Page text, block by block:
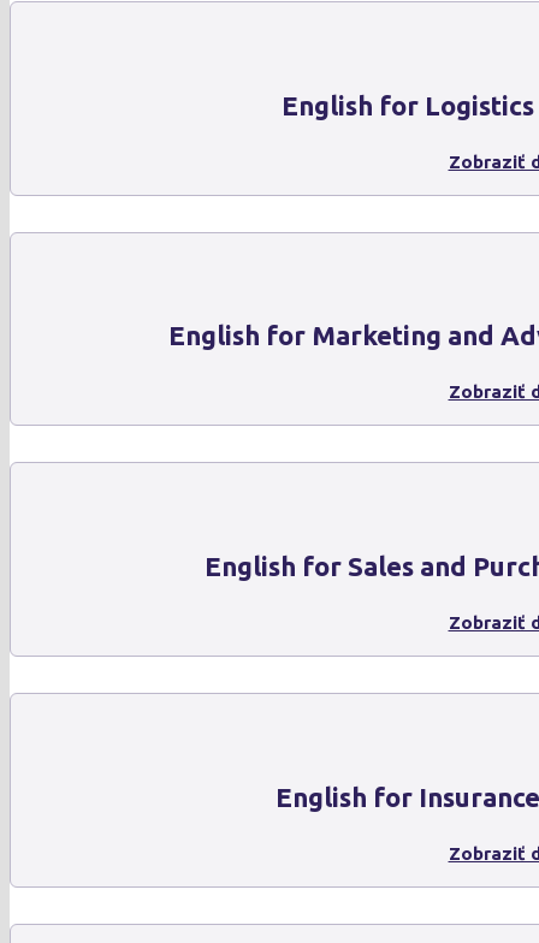
English for Logistics
Zobraziť
English for Marketing and
Zobraziť
English for Sales and
Zobraziť
English for Insurance
Zobraziť